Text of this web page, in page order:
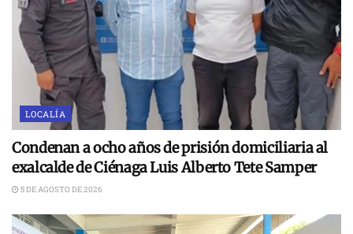
LOCALÍA
Condenan a ocho años de prisión domiciliaria al
exalcalde de Ciénaga Luis Alberto Tete Samper
5 DE AGOSTO DE 2026